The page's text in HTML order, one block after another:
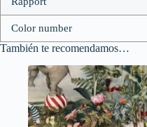
Color number
También te recomendamos…